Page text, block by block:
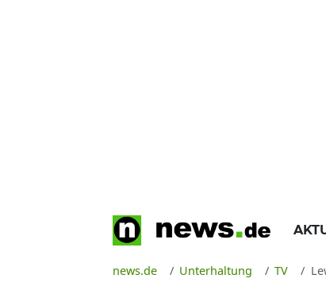
news.de Unterhaltung TV